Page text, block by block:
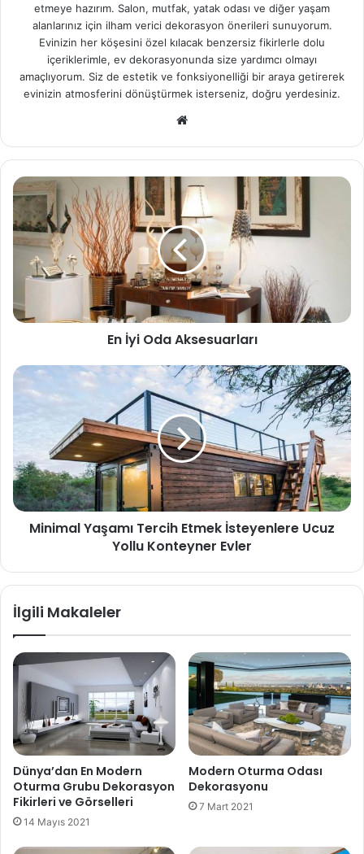
etmeye hazırım. Salon, mutfak, yatak odası ve diğer yaşam
alanlarınız için ilham verici dekorasyon önerileri sunuyorum.
Evinizin her köşesini özel kılacak benzersiz fikirlerle dolu
içeriklerimle, ev dekorasyonunda size yardımcı olmayı
amaçlıyorum. Siz de estetik ve fonksiyonelliği bir araya getirerek
evinizin atmosferini dönüştürmek isterseniz, doğru yerdesiniz.
sit
esi
En İyi Oda Aksesuarları
Minimal Yaşamı Tercih Etmek İsteyenlere Ucuz
Yollu Konteyner Evler
İlgili Makaleler
Dünya’dan En Modern
Oturma Grubu Dekorasyon
Fikirleri ve Görselleri
14 Mayıs 2021
Modern Oturma Odası
Dekorasyonu
7 Mart 2021